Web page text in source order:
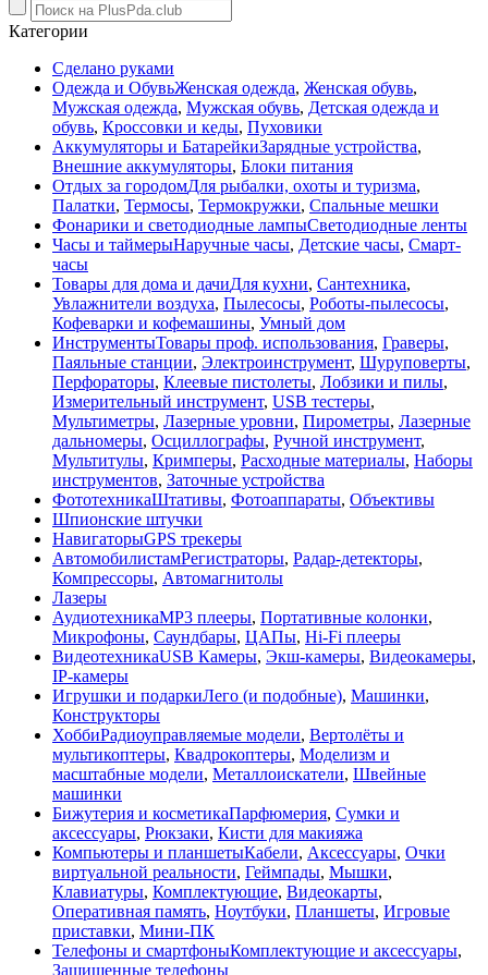
Категории
Сделано руками
Одежда и ОбувьЖенская одежда, Женская обувь,
Мужская одежда, Мужская обувь, Детская одежда и
обувь, Кроссовки и кеды, Пуховики
Аккумуляторы и БатарейкиЗарядные устройства,
Внешние аккумуляторы, Блоки питания
Отдых за городомДля рыбалки, охоты и туризма,
Палатки, Термосы, Термокружки, Спальные мешки
Фонарики и светодиодные лампыСветодиодные ленты
Часы и таймерыНаручные часы, Детские часы, Смарт-
часы
Товары для дома и дачиДля кухни, Сантехника,
Увлажнители воздуха, Пылесосы, Роботы-пылесосы,
Кофеварки и кофемашины, Умный дом
ИнструментыТовары проф. использования, Граверы,
Паяльные станции, Электроинструмент, Шуруповерты,
Перфораторы, Клеевые пистолеты, Лобзики и пилы,
Измерительный инструмент, USB тестеры,
Мультиметры, Лазерные уровни, Пирометры, Лазерные
дальномеры, Осциллографы, Ручной инструмент,
Мультитулы, Кримперы, Расходные материалы, Наборы
инструментов, Заточные устройства
ФототехникаШтативы, Фотоаппараты, Объективы
Шпионские штучки
НавигаторыGPS трекеры
АвтомобилистамРегистраторы, Радар-детекторы,
Компрессоры, Автомагнитолы
Лазеры
АудиотехникаMP3 плееры, Портативные колонки,
Микрофоны, Саундбары, ЦАПы, Hi-Fi плееры
ВидеотехникаUSB Камеры, Экш-камеры, Видеокамеры,
IP-камеры
Игрушки и подаркиЛего (и подобные), Машинки,
Конструкторы
ХоббиРадиоуправляемые модели, Вертолёты и
мультикоптеры, Квадрокоптеры, Моделизм и
масштабные модели, Металлоискатели, Швейные
машинки
Бижутерия и косметикаПарфюмерия, Сумки и
аксессуары, Рюкзаки, Кисти для макияжа
Компьютеры и планшетыКабели, Аксессуары, Очки
виртуальной реальности, Геймпады, Мышки,
Клавиатуры, Комплектующие, Видеокарты,
Оперативная память, Ноутбуки, Планшеты, Игровые
приставки, Мини-ПК
Телефоны и смартфоныКомплектующие и аксессуары,
Защищенные телефоны